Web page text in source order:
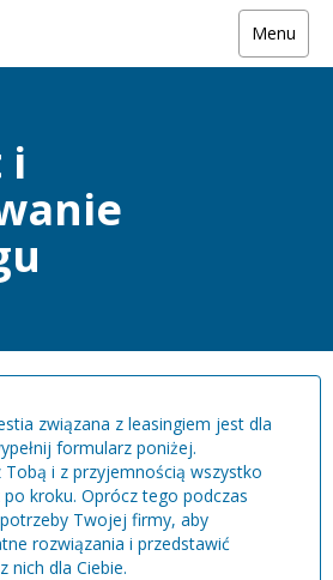
Menu
i
związana z leasingiem jest dla
formularz poniżej.
i z przyjemnością wszystko
kroku. Oprócz tego podczas
Twojej firmy, aby
rozwiązania i przedstawić
nich dla Ciebie.